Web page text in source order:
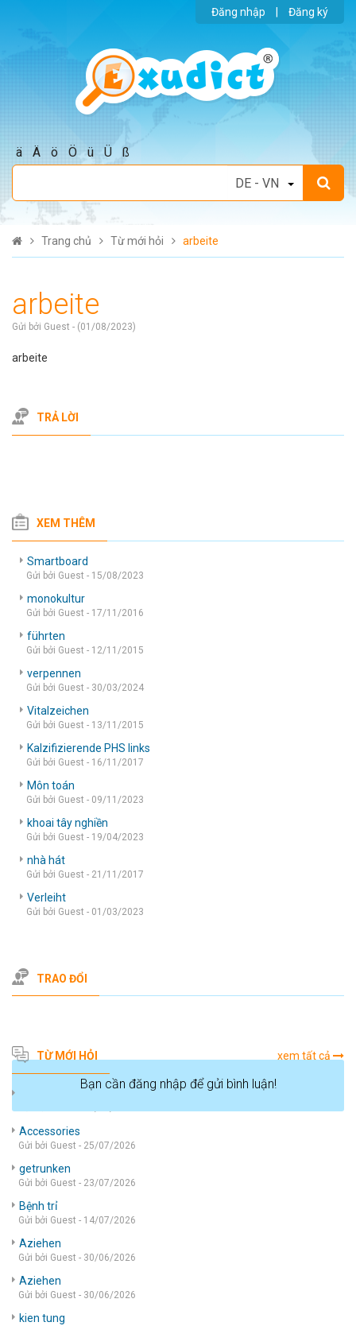
Đăng nhập Đăng ký
ä Ä ö Ö ü Ü ß
Trang chủ Từ mới hỏi arbeite
arbeite
Gửi bởi Guest - (01/08/2023)
arbeite
TRẢ LỜI
XEM THÊM
Smartboard
Gửi bởi Guest - 15/08/2023
monokultur
Gửi bởi Guest - 17/11/2016
führten
Gửi bởi Guest - 12/11/2015
verpennen
Gửi bởi Guest - 30/03/2024
Vitalzeichen
Gửi bởi Guest - 13/11/2015
Kalzifizierende PHS links
Gửi bởi Guest - 16/11/2017
Môn toán
Gửi bởi Guest - 09/11/2023
khoai tây nghiền
Gửi bởi Guest - 19/04/2023
nhà hát
Gửi bởi Guest - 21/11/2017
Verleiht
Gửi bởi Guest - 01/03/2023
TRAO ĐỔI
Bạn cần đăng nhập để gửi bình luận!
TỪ MỚI HỎI xem tất cả
Accessories
Gửi bởi Guest - 25/07/2026
getrunken
Gửi bởi Guest - 23/07/2026
Bệnh trỉ
Gửi bởi Guest - 14/07/2026
Aziehen
Gửi bởi Guest - 30/06/2026
Aziehen
Gửi bởi Guest - 30/06/2026
kien tung